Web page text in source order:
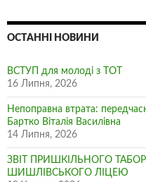
ОСТАННІ НОВИНИ
ВСТУП для молоді з ТОТ
16 Липня, 2026
Непоправна втрата:
Бартко Віталія Василівна
14 Липня, 2026
ЗВІТ ПРИШКІЛЬНОГО
ШИШЛІВСЬКОГО ЛІЦЕЮ